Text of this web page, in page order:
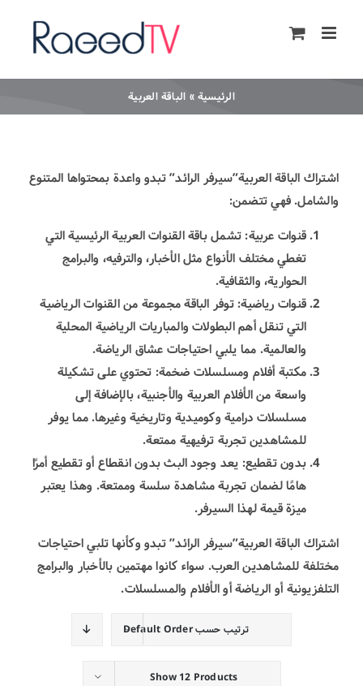
الرئيسية» الباقة العربية
اشتراك الباقة العربية”سيرفر الرائد” تبدو واعدة بمحتواها المتنوع
والشامل. فهي تتضمن:
قنوات عربية: تشمل باقة القنوات العربية الرئيسية التي
تغطي مختلف الأنواع مثل الأخبار، والترفيه، والبرامج
الحوارية، والثقافية.
قنوات رياضية: توفر الباقة مجموعة من القنوات الرياضية
التي تنقل أهم البطولات والمباريات الرياضية المحلية
والعالمية. مما يلبي احتياجات عشاق الرياضة.
مكتبة أفلام ومسلسلات ضخمة: تحتوي على تشكيلة
واسعة من الأفلام العربية والأجنبية، بالإضافة إلى
مسلسلات درامية وكوميدية وتاريخية وغيرها. مما يوفر
للمشاهدين تجربة ترفيهية ممتعة.
بدون تقطيع: يعد وجود البث بدون انقطاع أو تقطيع أمرًا
هامًا لضمان تجربة مشاهدة سلسة وممتعة. وهذا يعتبر
ميزة قيمة لهذا السيرفر.
اشتراك الباقة العربية”سيرفر الرائد” تبدو وكأنها تلبي احتياجات
مختلفة للمشاهدين العرب. سواء كانوا مهتمين بالأخبار والبرامج
التلفزيونية أو الرياضة أو الأفلام والمسلسلات.
ترتيب حسبDefault Order
Show 12 Products